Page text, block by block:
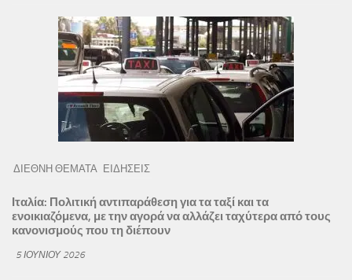
ΔΙΕΘΝΗ ΘΕΜΑΤΑ ΕΙΔΗΣΕΙΣ
Ιταλία: Πολιτική αντιπαράθεση για τα ταξί και τα
ενοικιαζόμενα, με την αγορά να αλλάζει ταχύτερα από τους
κανονισμούς που τη διέπουν
5 ΙΟΥΝΊΟΥ 2026